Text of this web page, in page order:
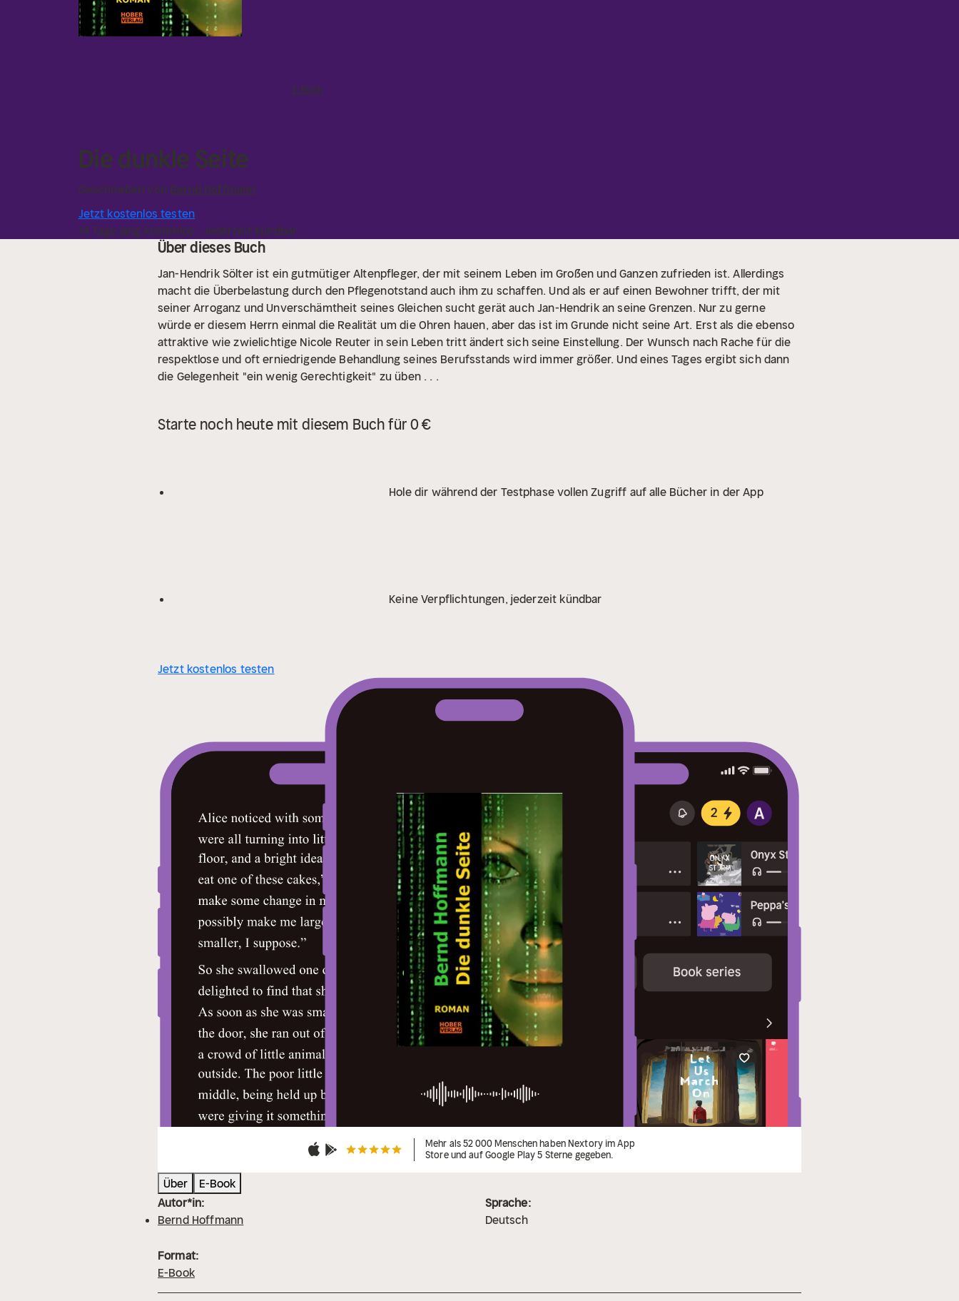
E-Book
Die dunkle Seite
Geschrieben von Bernd Hoffmann
Jetzt kostenlos testen
14 Tage lang kostenlos · Jederzeit kündbar
Über dieses Buch
Jan-Hendrik Sölter ist ein gutmütiger Altenpfleger, der mit seinem Leben im Großen und Ganzen zufrieden ist. Allerdings
macht die Überbelastung durch den Pflegenotstand auch ihm zu schaffen. Und als er auf einen Bewohner trifft, der mit
seiner Arroganz und Unverschämtheit seines Gleichen sucht gerät auch Jan-Hendrik an seine Grenzen. Nur zu gerne
würde er diesem Herrn einmal die Realität um die Ohren hauen, aber das ist im Grunde nicht seine Art. Erst als die ebenso
attraktive wie zwielichtige Nicole Reuter in sein Leben tritt ändert sich seine Einstellung. Der Wunsch nach Rache für die
respektlose und oft erniedrigende Behandlung seines Berufsstands wird immer größer. Und eines Tages ergibt sich dann
die Gelegenheit "ein wenig Gerechtigkeit" zu üben . . .
Starte noch heute mit diesem Buch für 0 €
Hole dir während der Testphase vollen Zugriff auf alle Bücher in der App
Keine Verpflichtungen, jederzeit kündbar
Jetzt kostenlos testen
Mehr als 52 000 Menschen haben Nextory im App
Store und auf Google Play 5 Sterne gegeben.
Über
E-Book
Autor*in:
Bernd Hoffmann
Sprache:
Deutsch
Format:
E-Book